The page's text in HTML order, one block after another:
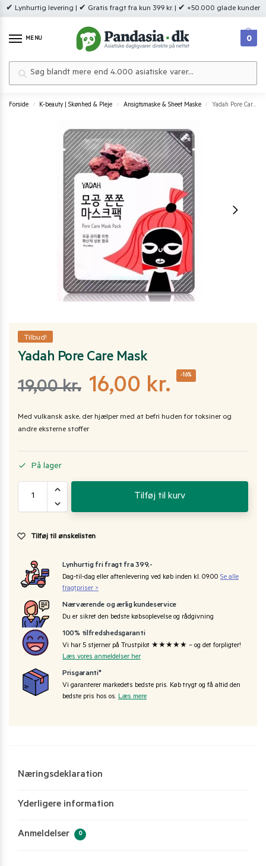
✔ Lynhurtig levering | ✔ Gratis fragt fra kun 399 kr. | ✔ +50.000 glade kunder
MENU 0
Forside / K-beauty | Skønhed & Pleje / Ansigtsmaske & Sheet Maske / Yadah Pore Care Mask
Tilbud!
Yadah Pore Care Mask
19,00kr. 16,00 kr. -16%
Med vulkansk aske, der hjælper med at befri huden for toksiner og
andre eksterne stoffer
På lager
Tilføj til kurv
Tilføj til ønskelisten
Lynhurtig fri fragt fra 399,-
Dag-til-dag eller aftenlevering ved køb inden kl. 09:00 Se alle
fragtpriser >
Nærværende og ærlig kundeservice
Du er sikret den bedste købsoplevelse og rådgivning
100% tilfredshedsgaranti
Vi har 5 stjerner på Trustpilot ★★★★★ – og det forpligter!
Læs vores anmeldelser her
Prisgaranti*
Vi garanterer markedets bedste pris. Køb trygt og få altid den
bedste pris hos os. Læs mere
Næringsdeklaration
Yderligere information
Anmeldelser 0